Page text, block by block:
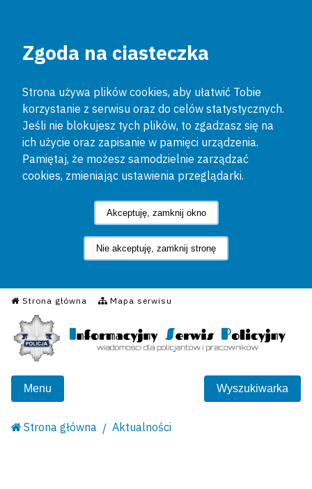
Zgoda na ciasteczka
Strona używa plików cookies, aby ułatwić Tobie
korzystanie z serwisu oraz do celów statystycznych.
Jeśli nie blokujesz tych plików, to zgadzasz się na
ich użycie oraz zapisanie w pamięci urządzenia.
Pamiętaj, że możesz samodzielnie zarządzać
cookies, zmieniając ustawienia przeglądarki.
Akceptuję, zamknij okno
Nie akceptuję, zamknij stronę
Strona główna Mapa serwisu
Informacyjny Serwis
Menu Wyszukiwarka
Strona główna Aktualności